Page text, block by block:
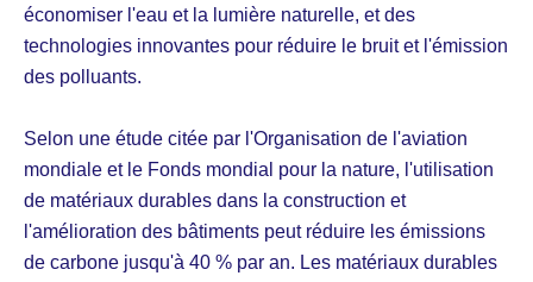
économiser l'eau et la lumière naturelle, et des
technologies innovantes pour réduire le bruit et l'émission
des polluants.
Selon une étude citée par l'Organisation de l'aviation
mondiale et le Fonds mondial pour la nature, l'utilisation
de matériaux durables dans la construction et
l'amélioration des bâtiments peut réduire les émissions
de carbone jusqu'à 40 % par an. Les matériaux durables